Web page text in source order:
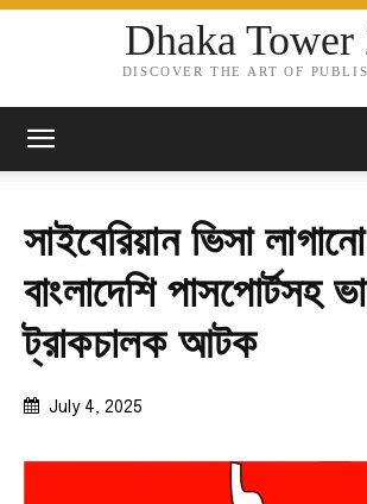
Dhaka Tower
DISCOVER THE ART OF
সাইবেরিয়ান ভিসা
বাংলাদেশি পাসপোর্টসহ
ট্রাকচালক আটক
July 4, 2025